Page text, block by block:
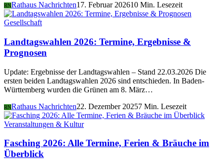
RNRathaus Nachrichten17. Februar 202610 Min. Lesezeit
Gesellschaft
Landtagswahlen 2026: Termine, Ergebnisse &
Prognosen
Update: Ergebnisse der Landtagswahlen – Stand 22.03.2026 Die
ersten beiden Landtagswahlen 2026 sind entschieden. In Baden-
Württemberg wurden die Grünen am 8. März…
RNRathaus Nachrichten22. Dezember 20257 Min. Lesezeit
Veranstaltungen & Kultur
Fasching 2026: Alle Termine, Ferien & Bräuche im
Überblick